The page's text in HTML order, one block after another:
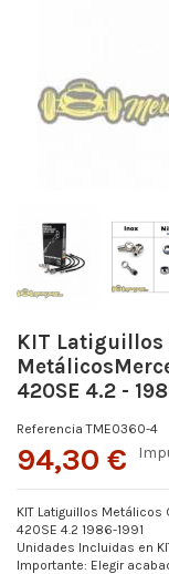
KIT Latiguillos
420SE 4.2 -
Referencia TME0360-4
94,30 €
KIT Latiguillos Metálicos
420SE 4.2 1986-1991
Unidades Incluidas en
Importante: Elegir